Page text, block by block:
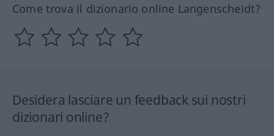
Come trova il dizionario online Langenscheidt?
Desidera lasciare un feedback sui nostri
dizionari online?